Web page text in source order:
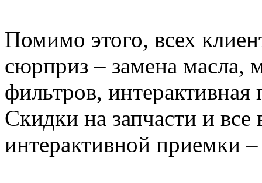
Помимо этого, всех
сюрприз – замена масла,
фильтров, интерактивная
Скидки на запчасти и
интерактивной приемки